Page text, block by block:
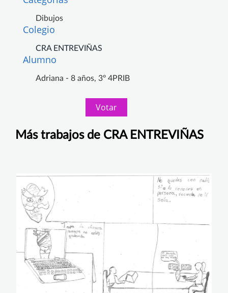
Dibujos
Colegio
CRA ENTREVIÑAS
Alumno
Adriana - 8 años, 3º 4PRIB
Votar
Más trabajos de CRA ENTREVIÑAS